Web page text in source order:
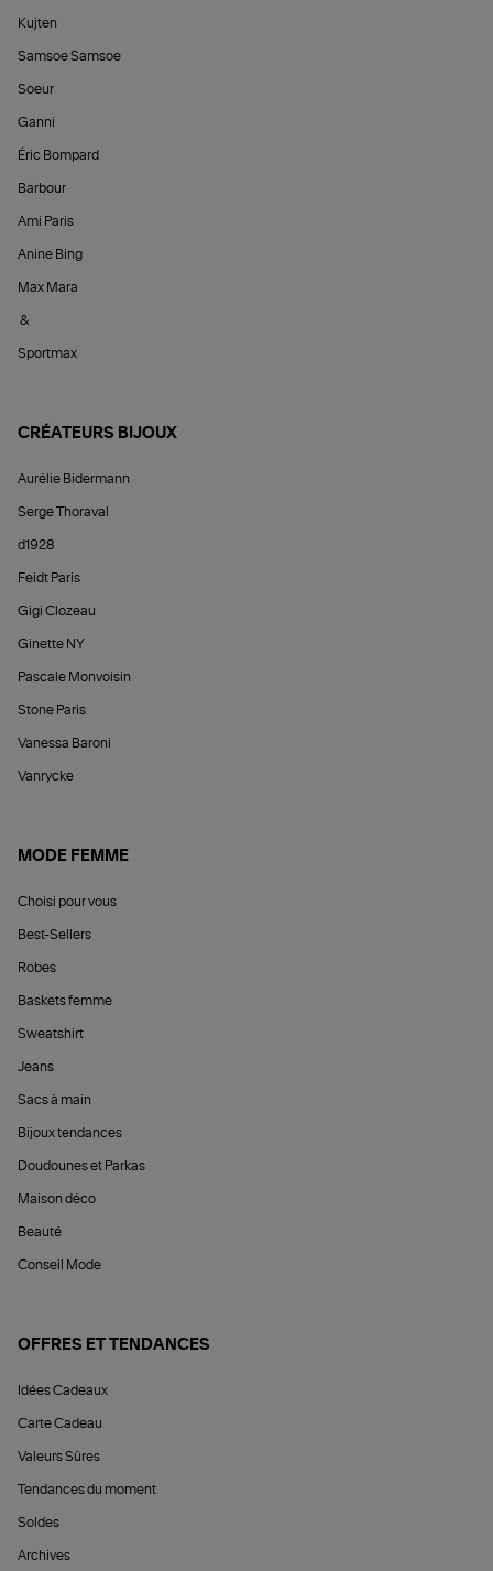
Kujten
Samsoe Samsoe
Soeur
Ganni
Éric Bompard
Barbour
Ami Paris
Anine Bing
Max Mara
&
Sportmax
CRÉATEURS BIJOUX
Aurélie Bidermann
Serge Thoraval
d1928
Feidt Paris
Gigi Clozeau
Ginette NY
Pascale Monvoisin
Stone Paris
Vanessa Baroni
Vanrycke
MODE FEMME
Choisi pour vous
Best-Sellers
Robes
Baskets femme
Sweatshirt
Jeans
Sacs à main
Bijoux tendances
Doudounes et Parkas
Maison déco
Beauté
Conseil Mode
OFFRES ET TENDANCES
Idées Cadeaux
Carte Cadeau
Valeurs Sûres
Tendances du moment
Soldes
Archives